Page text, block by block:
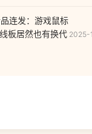
连发：游戏鼠标
板居然也有换代 2025-